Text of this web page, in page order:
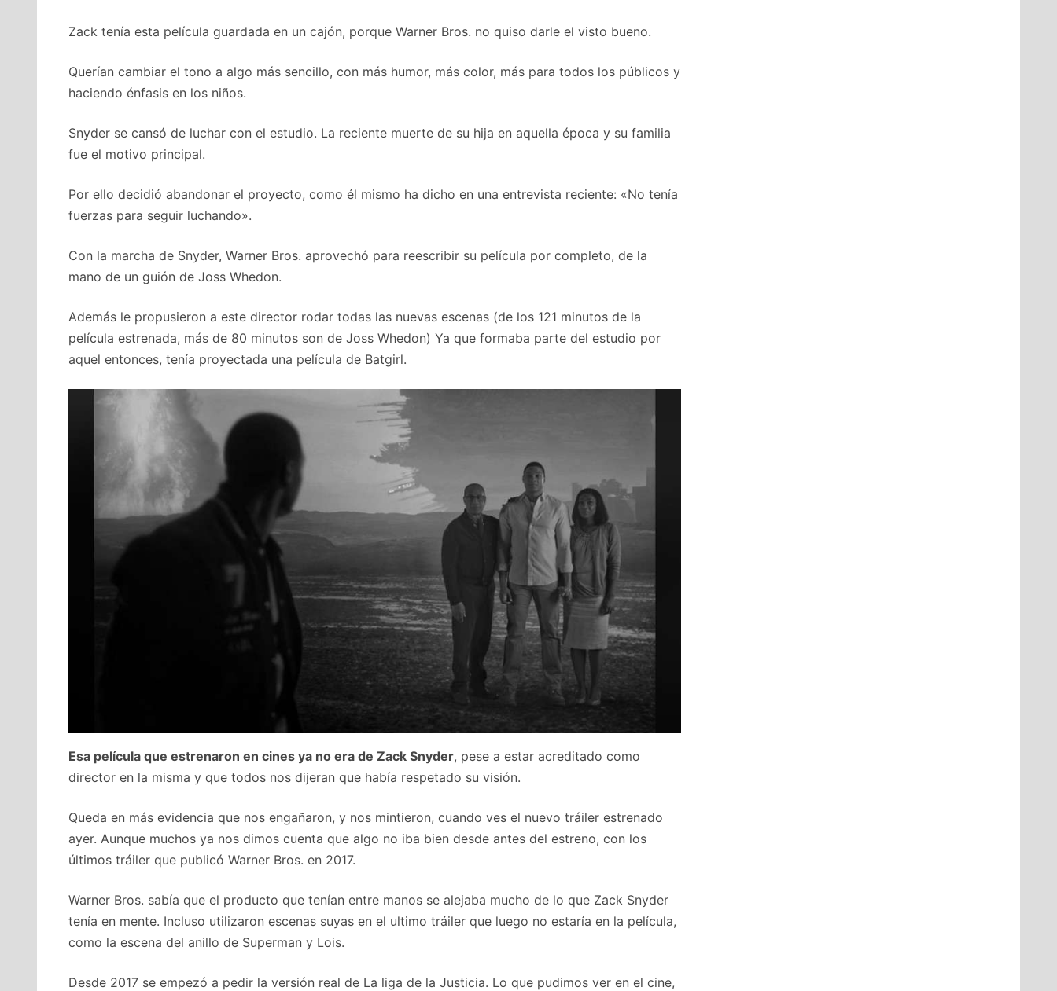
Zack tenía esta película guardada en un cajón, porque Warner Bros. no quiso darle el visto bueno.
Querían cambiar el tono a algo más sencillo, con más humor, más color, más para todos los públicos y
haciendo énfasis en los niños.
Snyder se cansó de luchar con el estudio. La reciente muerte de su hija en aquella época y su familia
fue el motivo principal.
Por ello decidió abandonar el proyecto, como él mismo ha dicho en una entrevista reciente: «No tenía
fuerzas para seguir luchando».
Con la marcha de Snyder, Warner Bros. aprovechó para reescribir su película por completo, de la
mano de un guión de Joss Whedon.
Además le propusieron a este director rodar todas las nuevas escenas (de los 121 minutos de la
película estrenada, más de 80 minutos son de Joss Whedon) Ya que formaba parte del estudio por
aquel entonces, tenía proyectada una película de Batgirl.
Esa película que estrenaron en cines ya no era de Zack Snyder, pese a estar acreditado como
director en la misma y que todos nos dijeran que había respetado su visión.
Queda en más evidencia que nos engañaron, y nos mintieron, cuando ves el nuevo tráiler estrenado
ayer. Aunque muchos ya nos dimos cuenta que algo no iba bien desde antes del estreno, con los
últimos tráiler que publicó Warner Bros. en 2017.
Warner Bros. sabía que el producto que tenían entre manos se alejaba mucho de lo que Zack Snyder
tenía en mente. Incluso utilizaron escenas suyas en el ultimo tráiler que luego no estaría en la película,
como la escena del anillo de Superman y Lois.
Desde 2017 se empezó a pedir la versión real de La liga de la Justicia. Lo que pudimos ver en el cine,